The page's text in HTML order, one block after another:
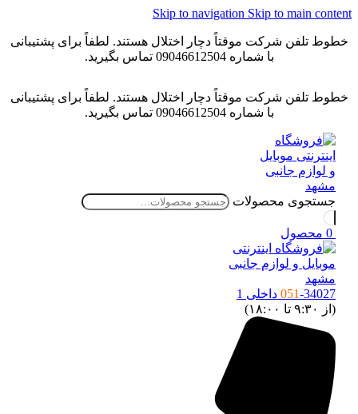
Skip to navigation Skip to main content
خطوط تلفن شرکت موقتاً دچار اختلال هستند. لطفاً برای پشتیبانی
با شماره 09046612504 تماس بگیرید.
خطوط تلفن شرکت موقتاً دچار اختلال هستند. لطفاً برای پشتیبانی
با شماره 09046612504 تماس بگیرید.
جستجوی محصولات
0 محصول
051-34027 داخلی 1
(از ۹:۳۰ تا ۱۸:۰۰)